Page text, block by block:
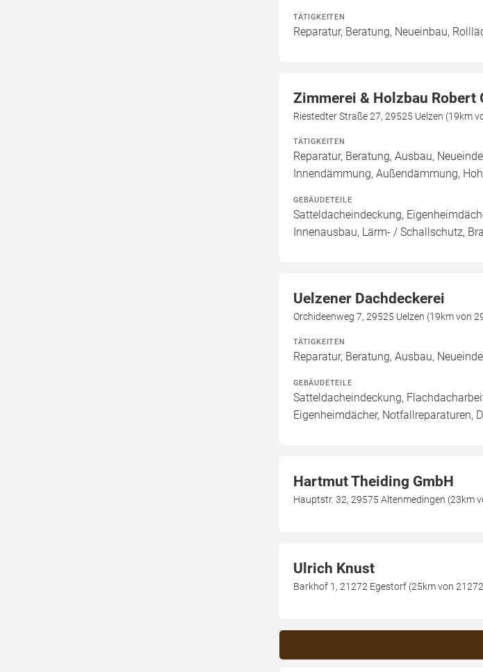
TÄTIGKEITEN
Reparatur, Beratung, Neueinbau,
Zimmerei & Holzbau Robert
Riestedter Straße 27, 29525 Uelzen (19km
TÄTIGKEITEN
Reparatur, Beratung, Ausbau,
Innendämmung, Außendämmung,
GEBÄUDETEILE
Satteldacheindeckung,
Innenausbau, Lärm- / Schallschutz,
Uelzener Dachdeckerei
Orchideenweg 7, 29525 Uelzen (19km von
TÄTIGKEITEN
Reparatur, Beratung, Ausbau,
GEBÄUDETEILE
Satteldacheindeckung,
Eigenheimdächer, Notfallreparaturen,
Hartmut Theiding GmbH
Hauptstr. 32, 29575 Altenmedingen (23km
Ulrich Knust
Barkhof 1, 21272 Egestorf (25km von